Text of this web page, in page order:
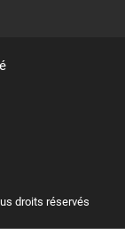
droits réservés